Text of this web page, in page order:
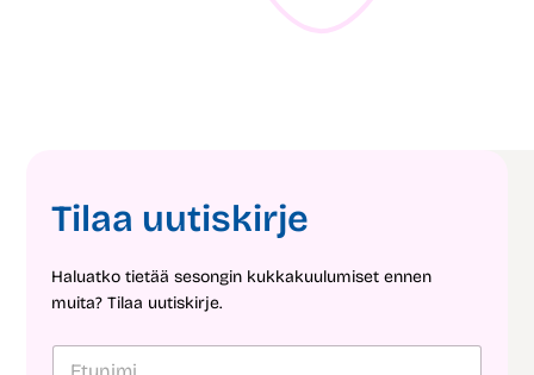
Tilaa uutiskirje
Haluatko tietää sesongin kukkakuulumiset ennen
muita? Tilaa uutiskirje.
E